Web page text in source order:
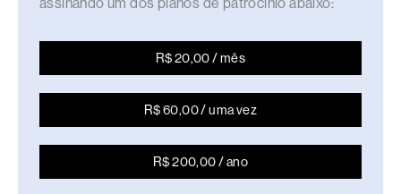
R$ 20,00 / mês
R$ 60,00 / uma vez
R$ 200,00 / ano